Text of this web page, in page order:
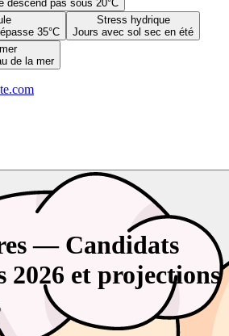
descend pas sous 20°C
35°C
Stress hydrique
Jours avec sol sec en été
de la mer
— Candidats
2026 et projections